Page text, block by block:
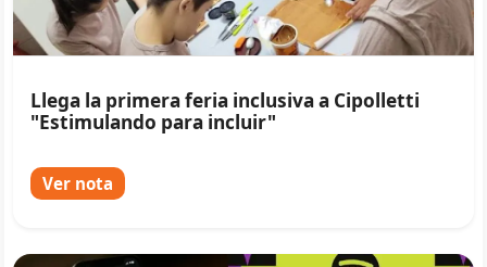
Llega la primera feria inclusiva a Cipolletti
"Estimulando para incluir"
Ver nota